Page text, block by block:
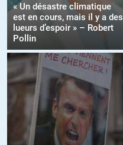
« Un désastre climatique
est en cours, mais il y a des
lueurs d’espoir » – Robert
Pollin